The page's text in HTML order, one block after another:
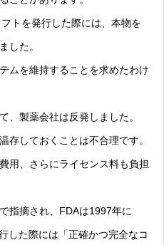
トを発行した際には、本物を
した。
ムを維持することを求めたわけ
、製薬会社は反発しました。
存しておくことは不合理です。
用、さらにライセンス料も負担
指摘され、FDAは1997年に
した際には「正確かつ完全なコ